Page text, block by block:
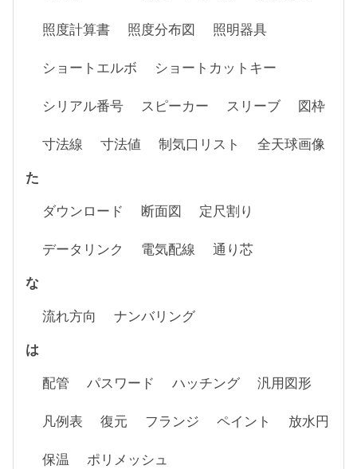
照度計算書 照度分布図 照明器具
ショートエルボ ショートカットキー
シリアル番号 スピーカー スリーブ 図枠
寸法線 寸法値 制気口リスト 全天球画像
た
ダウンロード 断面図 定尺割り
データリンク 電気配線 通り芯
な
流れ方向 ナンバリング
は
配管 パスワード ハッチング 汎用図形
凡例表 復元 フランジ ペイント 放水円
保温 ポリメッシュ